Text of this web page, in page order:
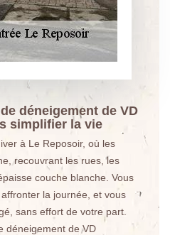
déneigement de VD
simplifier la vie
à Le Reposoir, où les
recouvrant les rues, les
couche blanche. Vous
la journée, et vous
sans effort de votre part.
déneigement de VD